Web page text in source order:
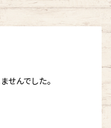
せんでした。